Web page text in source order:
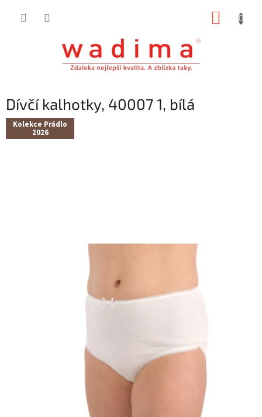
Dívčí kalhotky, 40007 1, bílá
Kolekce Prádlo
2026